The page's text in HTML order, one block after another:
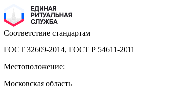
Соответствие стандартам
ГОСТ 32609-2014, ГОСТ Р 54611-2011
Местоположение:
Московская область